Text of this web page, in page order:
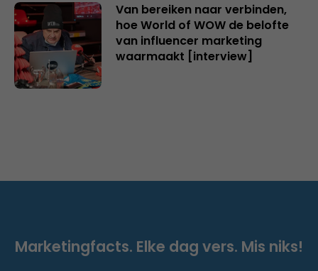
Van bereiken naar verbinden,
hoe World of WOW de belofte
van influencer marketing
waarmaakt [interview]
Marketingfacts. Elke dag vers. Mis niks!